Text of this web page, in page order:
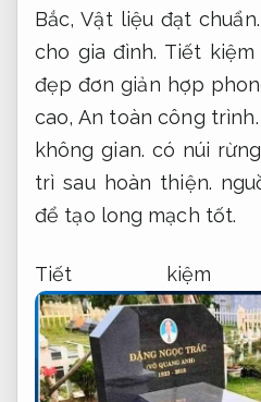
Bắc,Vật liệu đạt chuẩn.
cho gia đình. Tiết kiệm
đẹp đơn giản hợp
cao, An toàn công trình.
không gian. có núi
trì sau hoàn thiện.
để tạo long mạch tốt.
Tiết